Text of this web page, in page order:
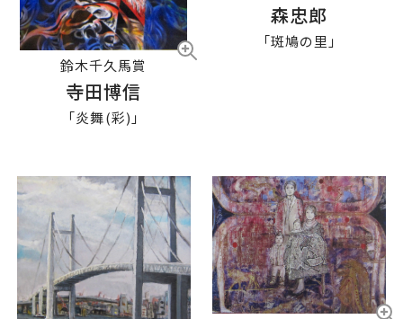
鈴木千久馬賞
寺田博信
「炎舞(彩)」
森忠郎
「斑鳩の里」